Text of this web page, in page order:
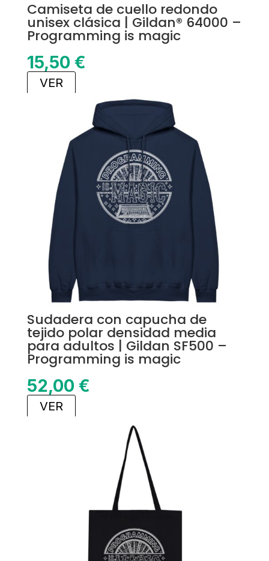
Camiseta de cuello redondo
unisex clásica | Gildan® 64000 –
Programming is magic
15,50 €
VER
Sudadera con capucha de
tejido polar densidad media
para adultos | Gildan SF500 –
Programming is magic
52,00 €
VER